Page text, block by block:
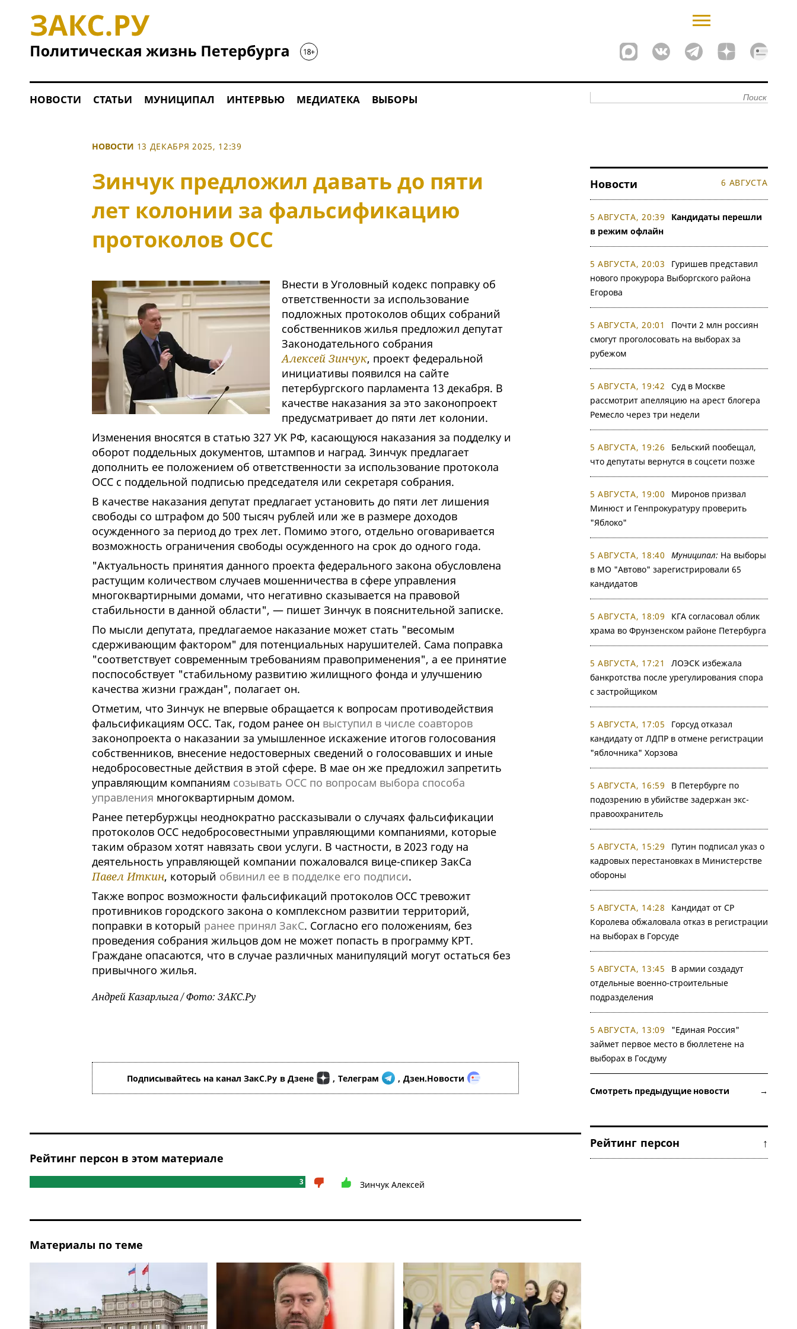
НОВОСТИ СТАТЬИ МУНИЦИПАЛ ИНТЕРВЬЮ МЕДИАТЕКА ВЫБОРЫ
НОВОСТИ 13 ДЕКАБРЯ 2025, 12:39
Зинчук предложил давать до пяти
лет колонии за фальсификацию
протоколов ОСС
Внести в Уголовный кодекс поправку об
ответственности за использование
подложных протоколов общих собраний
собственников жилья предложил депутат
Законодательного собрания
Алексей Зинчук, проект федеральной
инициативы появился на сайте
петербургского парламента 13 декабря. В
качестве наказания за это законопроект
предусматривает до пяти лет колонии.
Изменения вносятся в статью 327 УК РФ, касающуюся наказания за подделку и
оборот поддельных документов, штампов и наград. Зинчук предлагает
дополнить ее положением об ответственности за использование протокола
ОСС с поддельной подписью председателя или секретаря собрания.
В качестве наказания депутат предлагает установить до пяти лет лишения
свободы со штрафом до 500 тысяч рублей или же в размере доходов
осужденного за период до трех лет. Помимо этого, отдельно оговаривается
возможность ограничения свободы осужденного на срок до одного года.
"Актуальность принятия данного проекта федерального закона обусловлена
растущим количеством случаев мошенничества в сфере управления
многоквартирными домами, что негативно сказывается на правовой
стабильности в данной области", — пишет Зинчук в пояснительной записке.
По мысли депутата, предлагаемое наказание может стать "весомым
сдерживающим фактором" для потенциальных нарушителей. Сама поправка
"соответствует современным требованиям правоприменения", а ее принятие
поспособствует "стабильному развитию жилищного фонда и улучшению
качества жизни граждан", полагает он.
Отметим, что Зинчук не впервые обращается к вопросам противодействия
фальсификациям ОСС. Так, годом ранее он выступил в числе соавторов
законопроекта о наказании за умышленное искажение итогов голосования
собственников, внесение недостоверных сведений о голосовавших и иные
недобросовестные действия в этой сфере. В мае он же предложил запретить
управляющим компаниям созывать ОСС по вопросам выбора способа
управления многоквартирным домом.
Ранее петербуржцы неоднократно рассказывали о случаях фальсификации
протоколов ОСС недобросовестными управляющими компаниями, которые
таким образом хотят навязать свои услуги. В частности, в 2023 году на
деятельность управляющей компании пожаловался вице-спикер ЗакСа
Павел Иткин, который обвинил ее в подделке его подписи.
Также вопрос возможности фальсификаций протоколов ОСС тревожит
противников городского закона о комплексном развитии территорий,
поправки в который ранее принял ЗакС. Согласно его положениям, без
проведения собрания жильцов дом не может попасть в программу КРТ.
Граждане опасаются, что в случае различных манипуляций могут остаться без
привычного жилья.
Андрей Казарлыга / Фото: ЗАКС.Ру
Подписывайтесь на канал ЗакС.Ру в Дзене , Телеграм , Дзен.Новости
Рейтинг персон в этом материале
3 Зинчук Алексей
Материалы по теме
Новости 6 АВГУСТА
5 АВГУСТА, 20:39
Кандидаты перешли
в режим офлайн
5 АВГУСТА, 20:03
Гуришев представил
нового прокурора Выборгского района
Егорова
5 АВГУСТА, 20:01
Почти 2 млн россиян
смогут проголосовать на выборах за
рубежом
5 АВГУСТА, 19:42
Суд в Москве
рассмотрит апелляцию на арест блогера
Ремесло через три недели
5 АВГУСТА, 19:26
Бельский пообещал,
что депутаты вернутся в соцсети позже
5 АВГУСТА, 19:00
Миронов призвал
Минюст и Генпрокуратуру проверить
"Яблоко"
5 АВГУСТА, 18:40 Муниципал: На выборы
в МО "Автово" зарегистрировали 65
кандидатов
5 АВГУСТА, 18:09
КГА согласовал облик
храма во Фрунзенском районе Петербурга
5 АВГУСТА, 17:21
ЛОЭСК избежала
банкротства после урегулирования спора
с застройщиком
5 АВГУСТА, 17:05
Горсуд отказал
кандидату от ЛДПР в отмене регистрации
"яблочника" Хорзова
5 АВГУСТА, 16:59
В Петербурге по
подозрению в убийстве задержан экс-
правоохранитель
5 АВГУСТА, 15:29
Путин подписал указ о
кадровых перестановках в Министерстве
обороны
5 АВГУСТА, 14:28
Кандидат от СР
Королева обжаловала отказ в регистрации
на выборах в Горсуде
5 АВГУСТА, 13:45
В армии создадут
отдельные военно-строительные
подразделения
5 АВГУСТА, 13:09
"Единая Россия"
займет первое место в бюллетене на
выборах в Госдуму
Смотреть предыдущие новости →
Рейтинг персон ↑